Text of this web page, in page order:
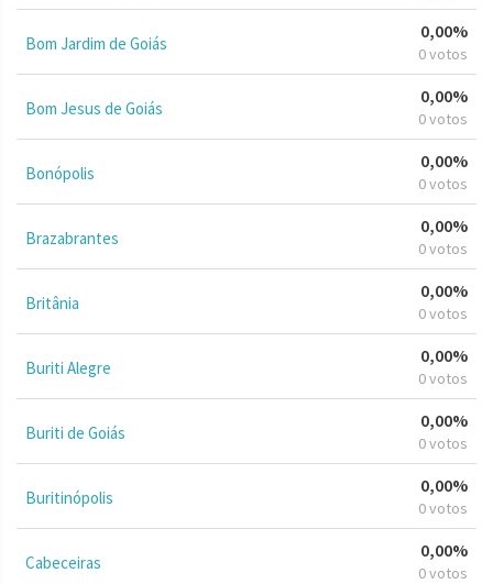
Bom Jardim de Goiás
0,00%
0 votos
Bom Jesus de Goiás
0,00%
0 votos
Bonópolis
0,00%
0 votos
Brazabrantes
0,00%
0 votos
Britânia
0,00%
0 votos
Buriti Alegre
0,00%
0 votos
Buriti de Goiás
0,00%
0 votos
Buritinópolis
0,00%
0 votos
Cabeceiras
0,00%
0 votos